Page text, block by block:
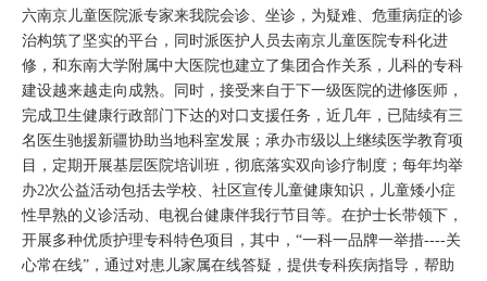
六南京儿童医院派专家来我院会诊、坐诊，为疑难、危重病症的诊
治构筑了坚实的平台，同时派医护人员去南京儿童医院专科化进
修，和东南大学附属中大医院也建立了集团合作关系，儿科的专科
建设越来越走向成熟。同时，接受来自于下一级医院的进修医师，
完成卫生健康行政部门下达的对口支援任务，近几年，已陆续有三
名医生驰援新疆协助当地科室发展；承办市级以上继续医学教育项
目，定期开展基层医院培训班，彻底落实双向诊疗制度；每年均举
办2次公益活动包括去学校、社区宣传儿童健康知识，儿童矮小症
性早熟的义诊活动、电视台健康伴我行节目等。在护士长带领下，
开展多种优质护理专科特色项目，其中，“一科一品牌一举措----关
心常在线”，通过对患儿家属在线答疑，提供专科疾病指导，帮助